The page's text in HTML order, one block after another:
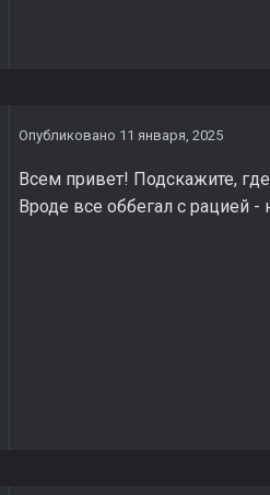
Опубликовано 11 января, 2025
Всем привет! Подскажите,
Вроде все оббегал с рацией -